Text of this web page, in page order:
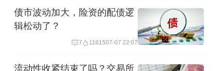
1.95BP（基点）报2.2135%，10年期国
债活跃券“26附息国债05”收益率下行
债市波动加大，险资的配债逻
辑松动了？
7 1161507-07 22:07
流动性收紧结束了吗？交易所